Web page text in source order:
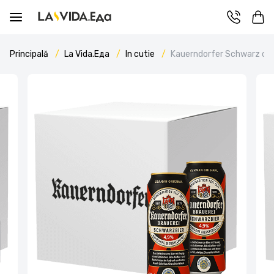
Principală La Vida.Еда In cutie Kauerndorfer Schwarz